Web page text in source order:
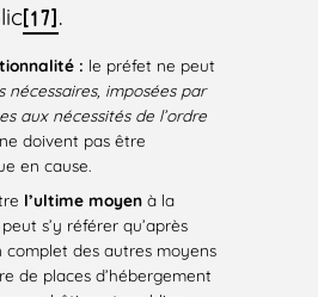
[17].
: le préfet ne peut
nécessaires, imposées par
aux nécessités de l’ordre
doivent pas être
en cause.
l’ultime moyen à la
s’y référer qu’après
des autres moyens
de places d’hébergement